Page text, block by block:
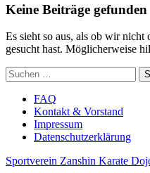
Keine Beiträge gefunden
Es sieht so aus, als ob wir
gesucht hast. Möglicherweise
Suchen
nach:
FAQ
Kontakt & Vorstand
Impressum
Datenschutz­erklärung
Sportverein Zanshin Karate